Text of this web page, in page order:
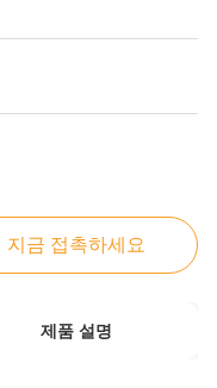
지금 접촉하세요
제품 설명